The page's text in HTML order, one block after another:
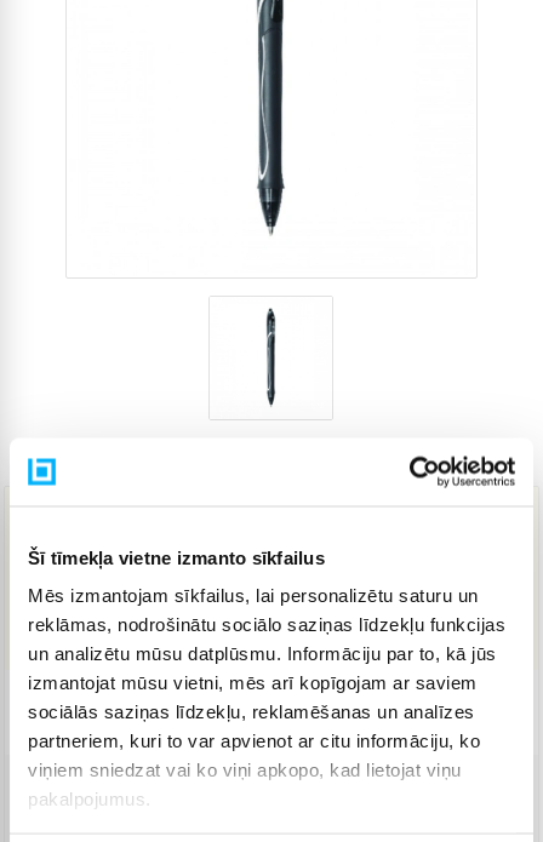
Šī tīmekļa vietne izmanto sīkfailus
Mēs izmantojam sīkfailus, lai personalizētu saturu un
reklāmas, nodrošinātu sociālo saziņas līdzekļu funkcijas
un analizētu mūsu datplūsmu. Informāciju par to, kā jūs
izmantojat mūsu vietni, mēs arī kopīgojam ar saviem
sociālās saziņas līdzekļu, reklamēšanas un analīzes
partneriem, kuri to var apvienot ar citu informāciju, ko
viņiem sniedzat vai ko viņi apkopo, kad lietojat viņu
pakalpojumus.
Preces kods 4265220
11,25 €
IELIKT GROZĀ
Piegāde: 1-4 d.d.
Venipak pakomāts